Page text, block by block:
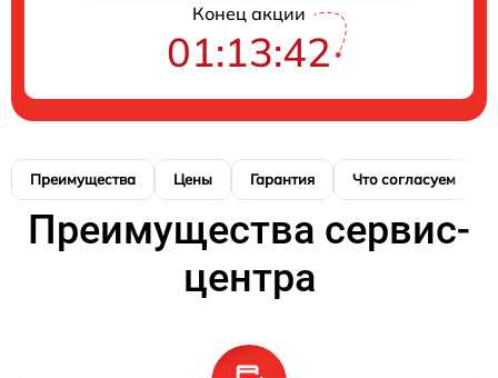
Конец акции
01:13:41
Преимущества Цены Гарантия Что согласуем
Преимущества сервис-
центра